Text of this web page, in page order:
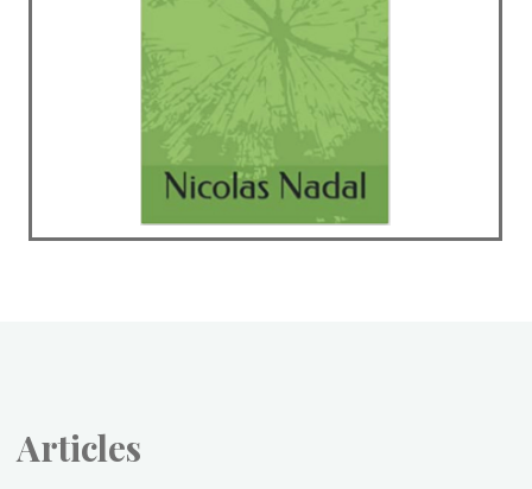
Articles